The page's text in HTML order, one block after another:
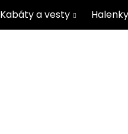
Kabáty a vesty